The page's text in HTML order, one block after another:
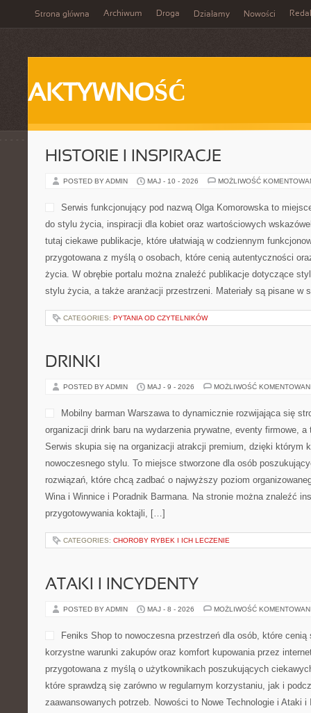
Strona główna Archiwum Droga Działamy Nowości
AKTYWNOŚĆ
HISTORIE I INSPIRACJE
POSTED BY ADMIN MAJ - 10 - 2026 MOŻLIWOŚĆ
Serwis funkcjonujący pod nazwą Olga Komorowska to
do stylu życia, inspiracji dla kobiet oraz wartościowych
tutaj ciekawe publikacje, które ułatwiają w codziennym
przygotowana z myślą o osobach, które cenią autentyczności
życia. W obrębie portalu można znaleźć publikacje dotyczące
stylu życia, a także aranżacji przestrzeni. Materiały są pisane w
CATEGORIES: PYTANIA OD CZYTELNIKÓW
DRINKI
POSTED BY ADMIN MAJ - 9 - 2026 MOŻLIWOŚĆ
Mobilny barman Warszawa to dynamicznie rozwijająca się
organizacji drink baru na wydarzenia prywatne, eventy firmowe,
Serwis skupia się na organizacji atrakcji premium, dzięki którym
nowoczesnego stylu. To miejsce stworzone dla osób
rozwiązań, które chcą zadbać o najwyższy poziom
Wina i Winnice i Poradnik Barmana. Na stronie można znaleźć
przygotowywania koktajli, […]
CATEGORIES: CHOROBY RYBEK I ICH LECZENIE
ATAKI I INCYDENTY
POSTED BY ADMIN MAJ - 8 - 2026 MOŻLIWOŚĆ
Feniks Shop to nowoczesna przestrzeń dla osób, które cenią
korzystne warunki zakupów oraz komfort kupowania przez
przygotowana z myślą o użytkownikach poszukujących
które sprawdzą się zarówno w regularnym korzystaniu, jak i
zaawansowanych potrzeb. Nowości to Nowe Technologie i Ataki i